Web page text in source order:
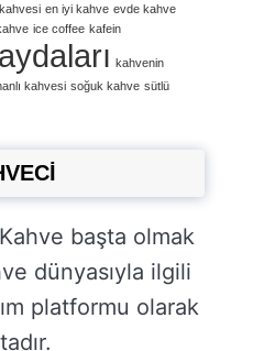
en iyi kahve evde kahve
ice coffee kafein
kahvenin
kahvesi soğuk kahve sütlü
başta olmak
dünyasıyla ilgili
platformu olarak